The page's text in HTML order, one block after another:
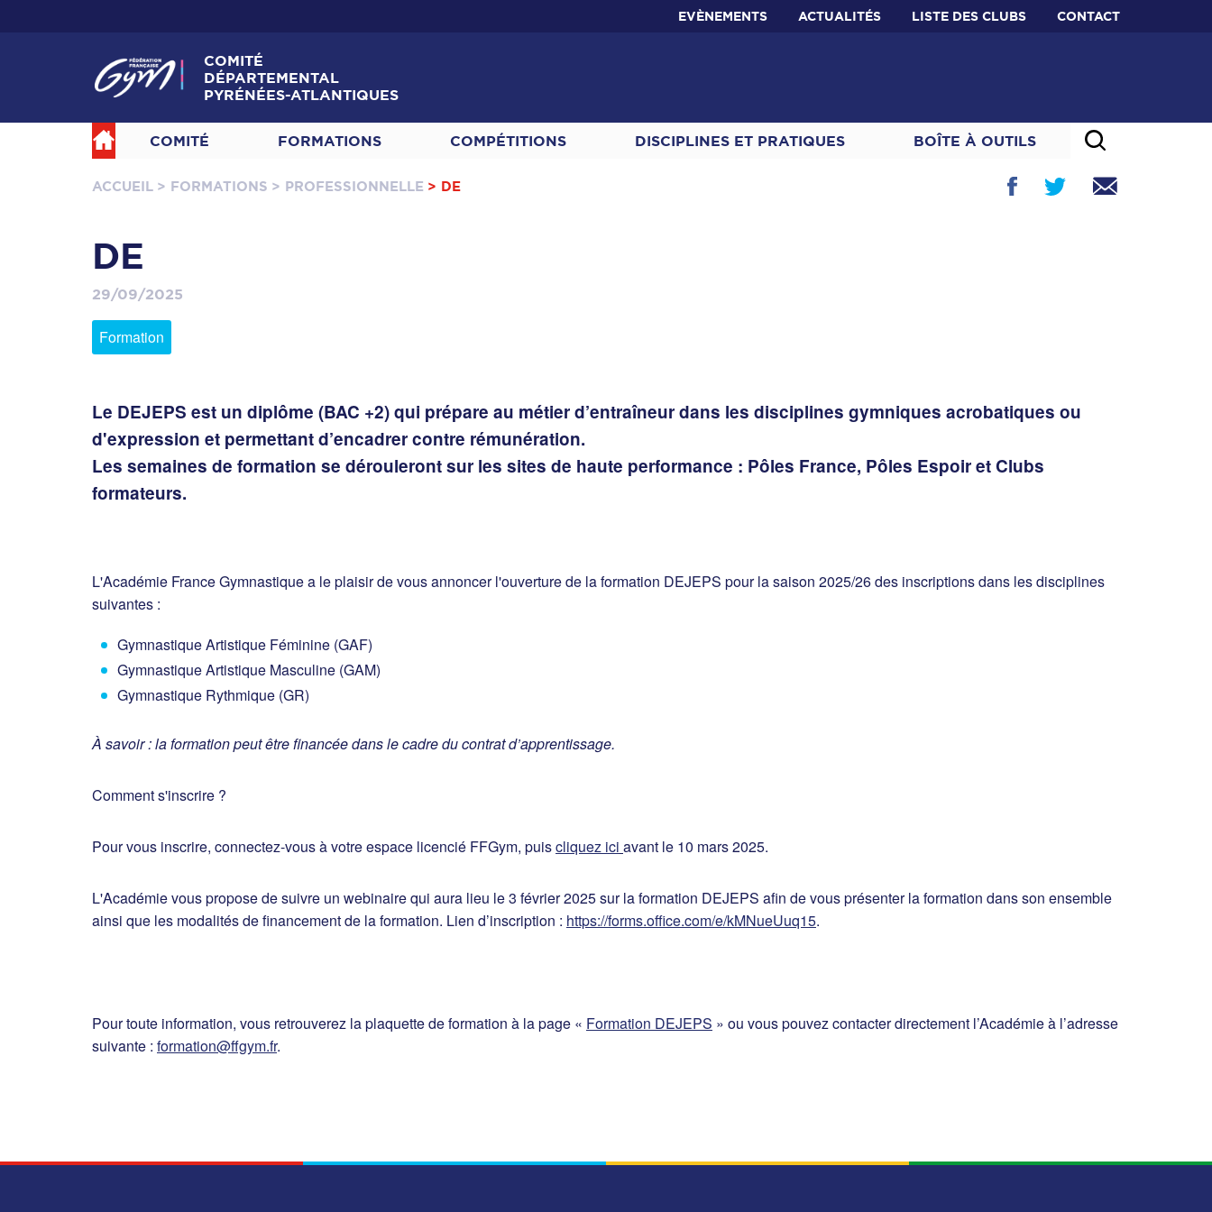
EVÈNEMENTS ACTUALITÉS LISTE DES CLUBS CONTACT
COMITÉ
DÉPARTEMENTAL
PYRÉNÉES-ATLANTIQUES
COMITÉ FORMATIONS COMPÉTITIONS DISCIPLINES ET PRATIQUES BOÎTE À OUTILS
ACCUEIL > FORMATIONS > PROFESSIONNELLE > DE
DE
29/09/2025
Formation
Le DEJEPS est un diplôme (BAC +2) qui prépare au métier d’entraîneur dans les disciplines gymniques acrobatiques ou
d'expression et permettant d’encadrer contre rémunération.
Les semaines de formation se dérouleront sur les sites de haute performance : Pôles France, Pôles Espoir et Clubs
formateurs.
L'Académie France Gymnastique a le plaisir de vous annoncer l'ouverture de la formation DEJEPS pour la saison 2025/26 des inscriptions dans les disciplines
suivantes :
Gymnastique Artistique Féminine (GAF)
Gymnastique Artistique Masculine (GAM)
Gymnastique Rythmique (GR)
À savoir : la formation peut être financée dans le cadre du contrat d’apprentissage.
Comment s'inscrire ?
Pour vous inscrire, connectez-vous à votre espace licencié FFGym, puiscliquez ici avant le 10 mars 2025.
L'Académie vous propose de suivre un webinaire qui aura lieu le 3 février 2025 sur la formation DEJEPS afin de vous présenter la formation dans son ensemble
ainsi que les modalités de financement de la formation. Lien d’inscription : https://forms.office.com/e/kMNueUuq15.
Pour toute information, vous retrouverez la plaquette de formation à la page « Formation DEJEPS » ou vous pouvez contacter directement l’Académie à l’adresse
suivante : formation@ffgym.fr.